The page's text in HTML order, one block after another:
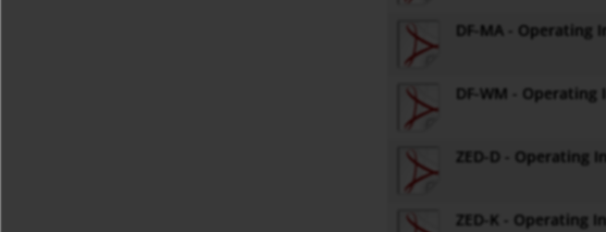
DF-MA - Operating
DF-WM -
ZED-D - Operating
ZED-K - Operating